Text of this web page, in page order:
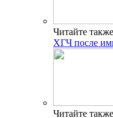
Читайте
ХГЧ после
Читайте